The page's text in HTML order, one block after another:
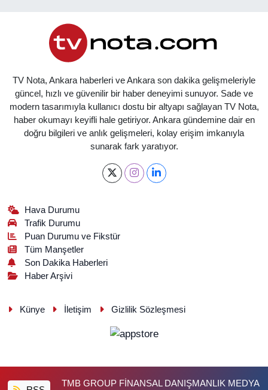
TV Nota, Ankara haberleri ve Ankara son dakika gelişmeleriyle
güncel, hızlı ve güvenilir bir haber deneyimi sunuyor. Sade ve
modern tasarımıyla kullanıcı dostu bir altyapı sağlayan TV Nota,
haber okumayı keyifli hale getiriyor. Ankara gündemine dair en
doğru bilgileri ve anlık gelişmeleri, kolay erişim imkanıyla
sunarak fark yaratıyor.
Hava Durumu
Trafik Durumu
Puan Durumu ve Fikstür
Tüm Manşetler
Son Dakika Haberleri
Haber Arşivi
Künye İletişim Gizlilik Sözleşmesi
TMB GROUP FİNANSAL DANIŞMANLIK MEDYA